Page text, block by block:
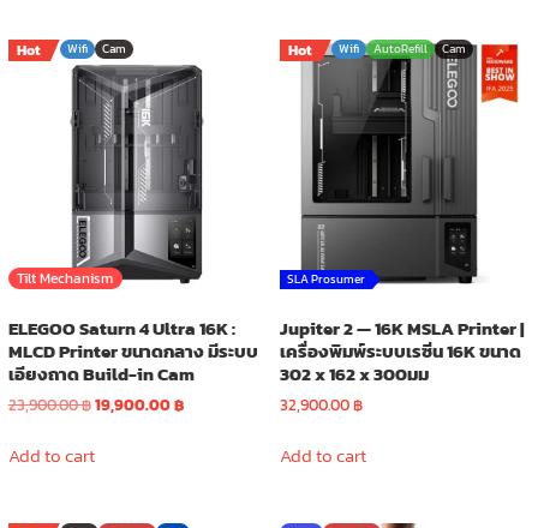
variants.
The
options
may
be
chosen
on
the
product
variants.
The
options
may
be
chosen
on
product
Hot Wifi Cam
Tilt Mechanism
ELEGOO Saturn 4 Ultra 16K :
MLCD Printer ขนาดกลาง มีระบบ
เอียงถาด Build-in Cam
23,900.00฿Original
was:
19,900.00฿Current
Add to cart
Hot Wifi AutoRefill Cam
SLA Prosumer
Jupiter 2 — 16K MSLA Printer |
เครื่องพิมพ์ระบบเรซิ่น 16K ขนาด
302 x 162 x 300มม
32,900.00฿
Add to cart